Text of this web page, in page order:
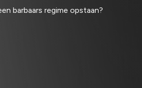
barbaars regime opstaan?